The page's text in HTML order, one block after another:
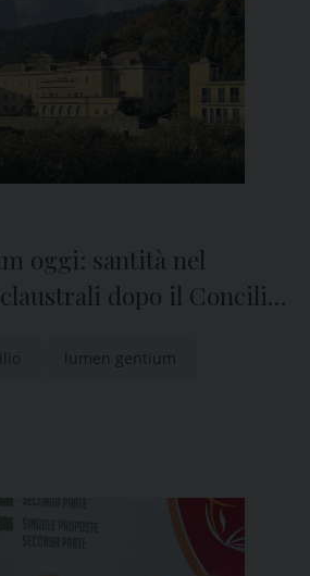
oggi: santità nel
dopo il Concilio
lumen gentium